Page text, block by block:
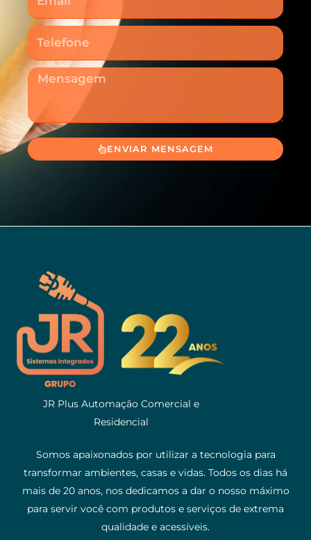
Telefone
Mensagem
ENVIAR MENSAGEM
JR Plus Automação Comercial e
Residencial
Somos apaixonados por utilizar a tecnologia para
transformar ambientes, casas e vidas. Todos os dias há
mais de 20 anos, nos dedicamos a dar o nosso máximo
para servir você com produtos e serviços de extrema
qualidade e acessíveis.